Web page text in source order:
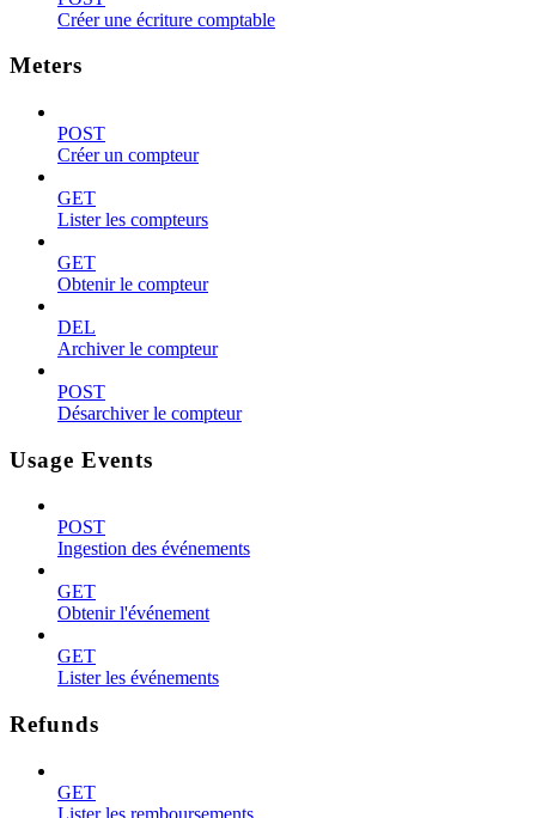
Créer une écriture comptable
Meters
POST
Créer un compteur
GET
Lister les compteurs
GET
Obtenir le compteur
DEL
Archiver le compteur
POST
Désarchiver le compteur
Usage Events
POST
Ingestion des événements
GET
Obtenir l'événement
GET
Lister les événements
Refunds
GET
Lister les remboursements